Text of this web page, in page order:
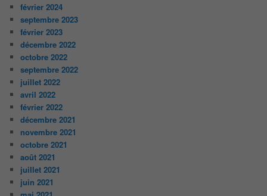
février 2024
septembre 2023
février 2023
décembre 2022
octobre 2022
septembre 2022
juillet 2022
avril 2022
février 2022
décembre 2021
novembre 2021
octobre 2021
août 2021
juillet 2021
juin 2021